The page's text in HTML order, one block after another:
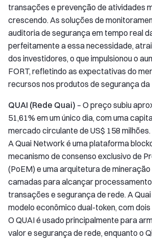
transações e prevenção de atividades
crescendo. As soluções de
auditoria de segurança em tempo real
perfeitamente a essa necessidade,
dos investidores, o que impulsionou o
FORT, refletindo as expectativas do
recursos nos produtos de segurança da
QUAI (Rede Quai) – O preço subiu
51,61% em um único dia, com uma
mercado circulante de US$ 158 milhões.
A Quai Network é uma plataforma
mecanismo de consenso exclusivo de
(PoEM) e uma arquitetura de
camadas para alcançar
transações e segurança de rede. A
modelo econômico dual-token, com dois
O QUAI é usado principalmente para
valor e segurança de rede, enquanto o